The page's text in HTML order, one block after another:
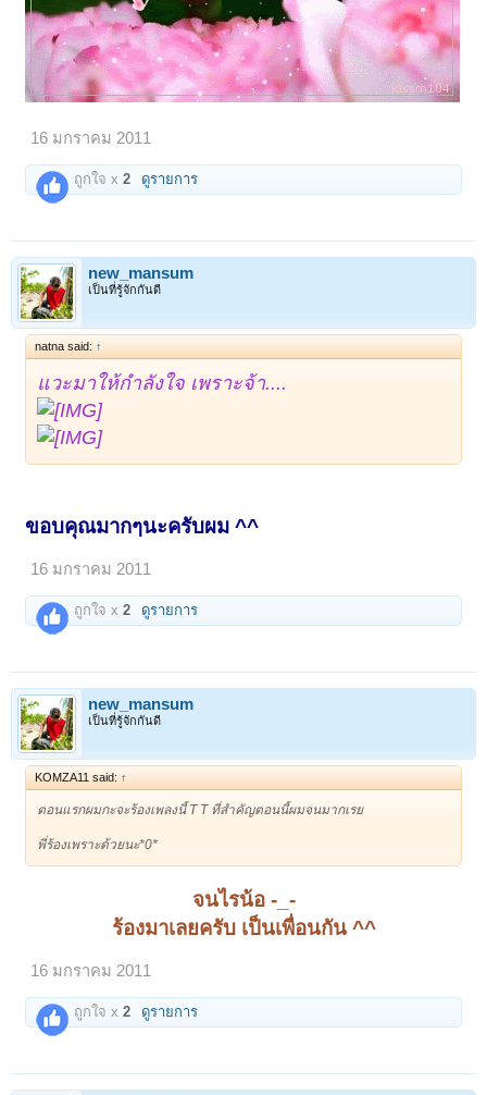
16 มกราคม 2011
ถูกใจ x2 ดูรายการ
new_mansum
เป็นที่รู้จักกันดี
natna said: ↑
แวะมาให้กำลังใจ เพราะจ้า....
ขอบคุณมากๆนะครับผม ^^
16 มกราคม 2011
ถูกใจ x2 ดูรายการ
new_mansum
เป็นที่รู้จักกันดี
KOMZA11 said: ↑
ตอนแรกผมกะจะร้องเพลงนี้ T T ที่สำคัญตอนนี้ผมจนมากเรย
พี่ร้องเพราะด้วยนะ*0*
จนไรน้อ -_-
ร้องมาเลยครับ เป็นเพื่อนกัน ^^
16 มกราคม 2011
ถูกใจ x2 ดูรายการ